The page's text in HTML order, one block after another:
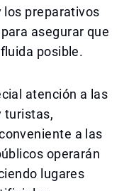
los preparativos
asegurar que
posible.
atención a las
turistas,
a las
operarán
lugares